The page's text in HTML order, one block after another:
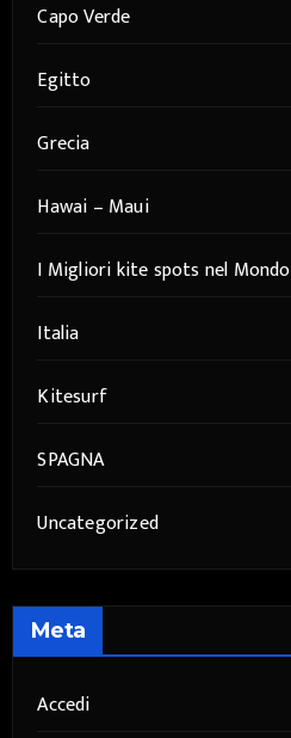
Capo Verde
Egitto
Grecia
Hawai – Maui
I Migliori kite spots nel Mondo
Italia
Kitesurf
SPAGNA
Uncategorized
Meta
Accedi